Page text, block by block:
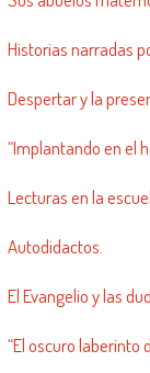
Historias narradas
Despertar y la
“Implantando en el
Lecturas en la
Autodidactos.
El Evangelio y las
“El oscuro laberinto